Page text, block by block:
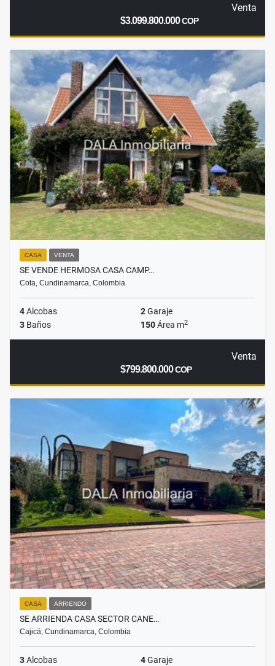
Venta
$3.099.800.000COP
CASA VENTA
SE VENDE HERMOSA CASA CAMP…
Cota, Cundinamarca, Colombia
4Alcobas 2Garaje
3 Baños 150Área m2
Venta
$799.800.000COP
CASA ARRIENDO
SE ARRIENDA CASA SECTOR CANE…
Cajicá, Cundinamarca, Colombia
3Alcobas 4Garaje